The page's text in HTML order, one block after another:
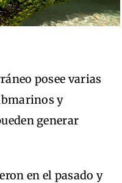
posee varias
y
generar
en el pasado y